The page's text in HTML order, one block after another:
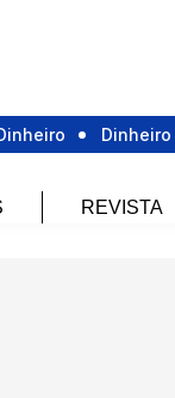
Dinheiro
REVISTA